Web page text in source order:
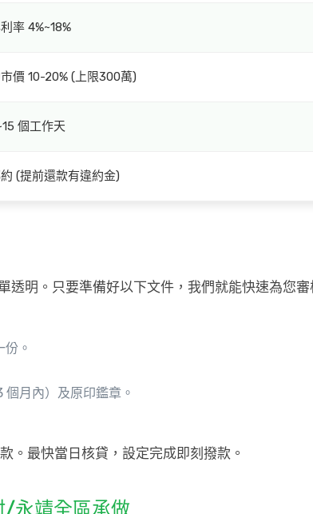
率 4%~18%
價 10-20% (上限300萬)
個工作天
(提前還款有違約金)
透明。只要準備好以下文件，我們就能快速為您審
。
月內）及原印鑑章。
最快當日核貸，設定完成即刻撥款。
永靖全區承做